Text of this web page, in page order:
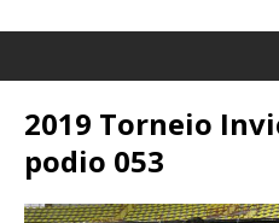
2019 Torneio
podio 053